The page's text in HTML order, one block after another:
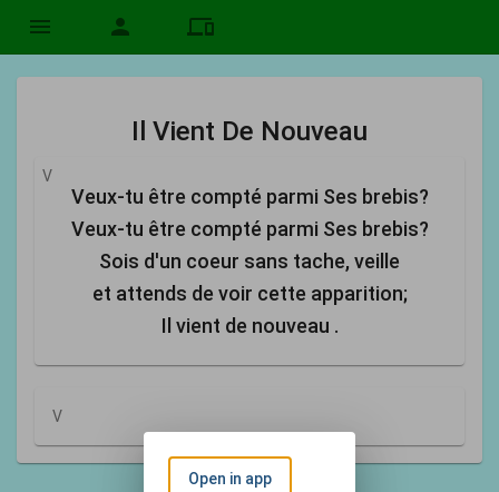
menu person devices
Il Vient De Nouveau
V
Veux-tu être compté parmi Ses brebis?
Veux-tu être compté parmi Ses brebis?
Sois d'un coeur sans tache, veille
et attends de voir cette apparition;
Il vient de nouveau .
V
Open in app